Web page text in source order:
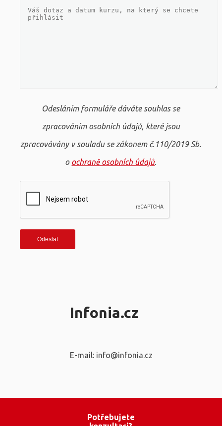
Odesláním formuláře dáváte souhlas se
zpracováním osobních údajů, které jsou
zpracovávány v souladu se zákonem č.110/2019 Sb.
o ochraně osobních údajů.
Infonia.cz
E-mail: info@infonia.cz
Potřebujete